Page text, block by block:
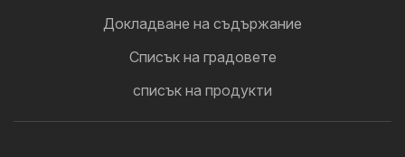
Докладване на съдържание
Cписък на градовете
списък на продукти